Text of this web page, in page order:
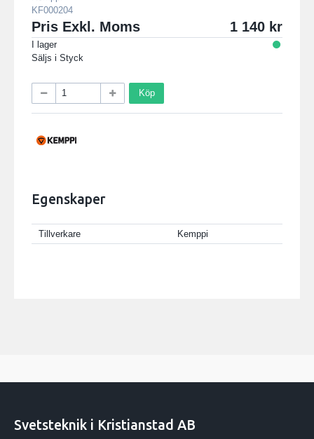
KF000204
Pris Exkl. Moms 1 140
I lager
Säljs i Styck
Köp
Egenskaper
Tillverkare Kemppi
Svetsteknik i Kristianstad AB